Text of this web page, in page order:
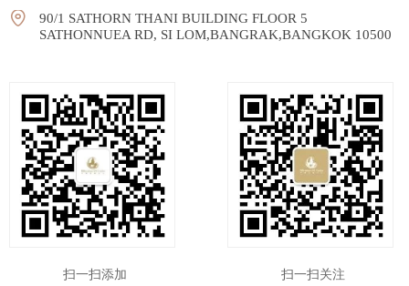
90/1 SATHORN THANI BUILDING FLOOR 5
SATHONNUEA RD, SI LOM,BANGRAK,BANGKOK 10500
扫一扫添加
扫一扫关注